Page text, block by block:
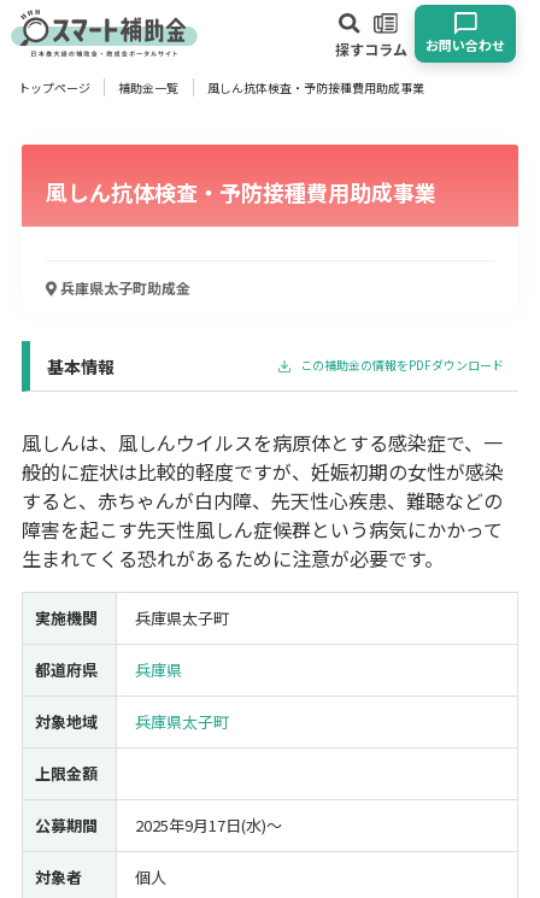
探すコラム お問い合わせ
対象
企業 団体 個人 その他
物流・運輸業 製造業 情報通信業 卸売･小売業
飲食業
宿泊･旅館業
その他
使い道
経営改善・経営強化 販路拡大 海外展開 設備投資
人材採用・雇用
人材育成・福利厚生
起業・創業
事業承継 災害・被災者支援
コロナ関連
環境・省エネ
テレワーク
受付中のみ
トップページ 補助金一覧 風しん抗体検査・予防接種費用助成事業
風しん抗体検査・予防接種費用助成事業
兵庫県太子町助成金
基本情報 この補助金の情報をPDFダウンロード
風しんは、風しんウイルスを病原体とする感染症で、一
般的に症状は比較的軽度ですが、妊娠初期の女性が感染
すると、赤ちゃんが白内障、先天性心疾患、難聴などの
障害を起こす先天性風しん症候群という病気にかかって
生まれてくる恐れがあるために注意が必要です。
実施機関 兵庫県太子町
都道府県 兵庫県
対象地域 兵庫県太子町
上限金額
公募期間 2025年9月17日(水)〜
対象者 個人